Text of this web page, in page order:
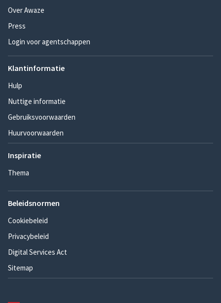
Over Awaze
Press
Login voor agentschappen
Klantinformatie
Hulp
Nuttige informatie
Gebruiksvoorwaarden
Huurvoorwaarden
Inspiratie
Thema
Beleidsnormen
Cookiebeleid
Privacybeleid
Digital Services Act
Sitemap